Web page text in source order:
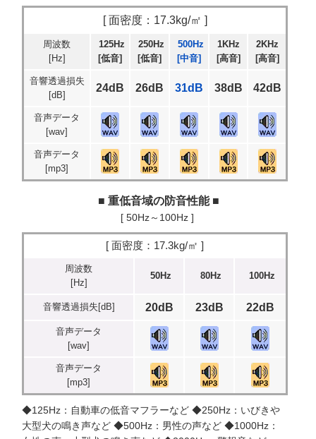
[ 面密度：17.3kg/㎡ ]
周波数
[Hz]
125Hz
[低音]
250Hz
[低音]
500Hz
[中音]
1KHz
[高音]
2KHz
[高音]
音響透過損失
[dB]
24dB 26dB 31dB 38dB 42dB
音声データ
[wav]
音声データ
[mp3]
■ 重低音域の防音性能 ■
[ 50Hz～100Hz ]
[ 面密度：17.3kg/㎡ ]
周波数
[Hz]
50Hz 80Hz 100Hz
音響透過損失[dB] 20dB 23dB 22dB
音声データ
[wav]
音声データ
[mp3]
◆125Hz：自動車の低音マフラーなど ◆250Hz：いびきや
大型犬の鳴き声など ◆500Hz：男性の声など ◆1000Hz：